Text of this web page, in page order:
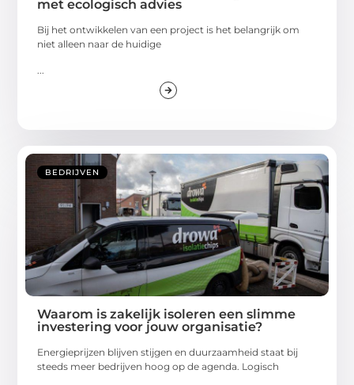
met ecologisch advies
Bij het ontwikkelen van een project is het belangrijk om
niet alleen naar de huidige
BEDRIJVEN
Waarom is zakelijk isoleren een slimme
investering voor jouw organisatie?
Energieprijzen blijven stijgen en duurzaamheid staat bij
steeds meer bedrijven hoog op de agenda. Logisch